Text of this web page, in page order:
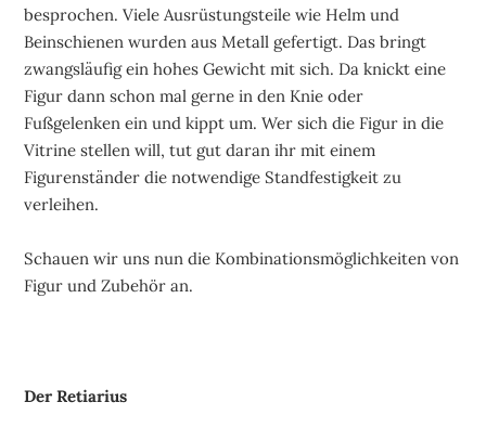
besprochen. Viele Ausrüstungsteile wie Helm und
Beinschienen wurden aus Metall gefertigt. Das bringt
zwangsläufig ein hohes Gewicht mit sich. Da knickt eine
Figur dann schon mal gerne in den Knie oder
Fußgelenken ein und kippt um. Wer sich die Figur in die
Vitrine stellen will, tut gut daran ihr mit einem
Figurenständer die notwendige Standfestigkeit zu
verleihen.
Schauen wir uns nun die Kombinationsmöglichkeiten von
Figur und Zubehör an.
Der Retiarius